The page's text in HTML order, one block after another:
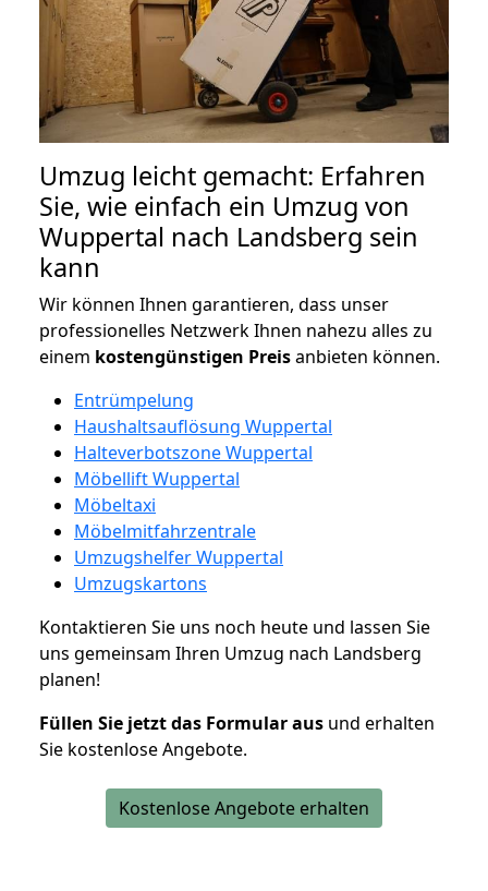
Umzug leicht gemacht: Erfahren
Sie, wie einfach ein Umzug von
Wuppertal nach Landsberg sein
kann
Wir können Ihnen garantieren, dass unser
professionelles Netzwerk Ihnen nahezu alles zu
einem kostengünstigen Preisanbieten können.
Entrümpelung
Haushaltsauflösung Wuppertal
Halteverbotszone Wuppertal
Möbellift Wuppertal
Möbeltaxi
Möbelmitfahrzentrale
Umzugshelfer Wuppertal
Umzugskartons
Kontaktieren Sie uns noch heute und lassen Sie
uns gemeinsam Ihren Umzug nach Landsberg
planen!
Füllen Sie jetzt das Formular aus und erhalten
Sie kostenlose Angebote.
Kostenlose Angebote erhalten